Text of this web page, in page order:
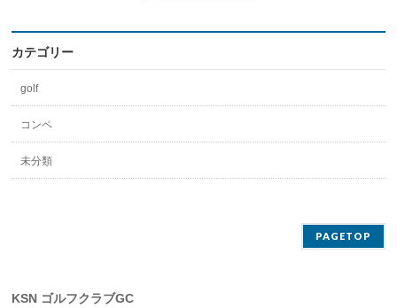
カテゴリー
golf
コンペ
未分類
PAGETOP
KSN ゴルフクラブGC